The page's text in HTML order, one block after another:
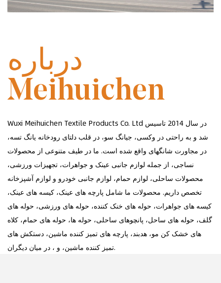
درباره
Meihuichen
Wuxi Meihuichen Textile Products Co. Ltd در سال 2014 تاسیس
شد و به راحتی در وکسی، جیانگ سو، در قلب دلتای رودخانه یانگ تسه،
در مجاورت شانگهای واقع شده است. ما در طیف متنوعی از محصولات
نساجی، از جمله لوازم جانبی عینک و جواهرات، تجهیزات ورزشی،
محصولات ساحلی، لوازم حمام، لوازم جانبی خودرو و لوازم آشپزخانه
تخصص داریم. محصولات ما شامل پارچه های عینک، کیسه های عینک،
کیسه های جواهرات، حوله های خنک کننده، حوله های ورزشی، حوله های
گلف، حوله های ساحل، پانچوهای ساحلی، حوله ها، حوله های حمام، کلاه
های خشک کن مو، هدبند، پارچه های تمیز کننده ماشین، دستکش های
تمیز کننده ماشین، و ، در میان دیگران.